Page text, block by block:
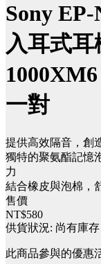
Sony
入耳式
一對
提供高效隔音，創
獨特的聚氨酯記憶
力
結合橡皮與泡棉，
售價
NT$580
供貨狀況: 尚有庫存
此商品參與的優惠